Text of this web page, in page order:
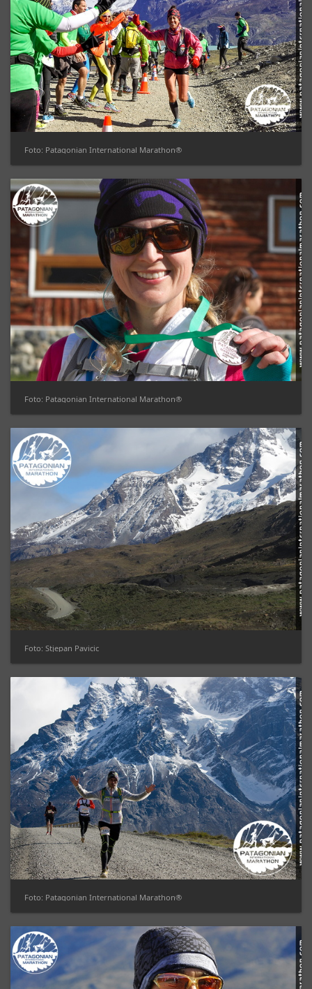
Foto: Patagonian International Marathon®
Foto: Patagonian International Marathon®
Foto: Stjepan Pavicic
Foto: Patagonian International Marathon®